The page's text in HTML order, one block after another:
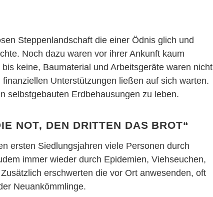
Steppenlandschaft die einer Ödnis glich und
Noch dazu waren vor ihrer Ankunft kaum
keine, Baumaterial und Arbeitsgeräte waren nicht
Unterstützungen ließen auf sich warten.
selbstgebauten Erdbehausungen zu leben.
Not, den Dritten das Brot“
ersten Siedlungsjahren viele Personen durch
immer wieder durch Epidemien, Viehseuchen,
erschwerten die vor Ort anwesenden, oft
Neuankömmlinge.